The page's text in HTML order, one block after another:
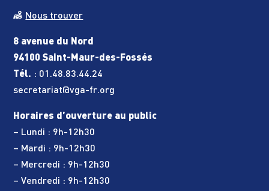
Nous trouver
8 avenue du Nord
94100 Saint-Maur-des-Fossés
Tél. : 01.48.83.44.24
secretariat@vga-fr.org
Horaires d’ouverture au public
– Lundi : 9h-12h30
– Mardi : 9h-12h30
– Mercredi : 9h-12h30
– Vendredi : 9h-12h30